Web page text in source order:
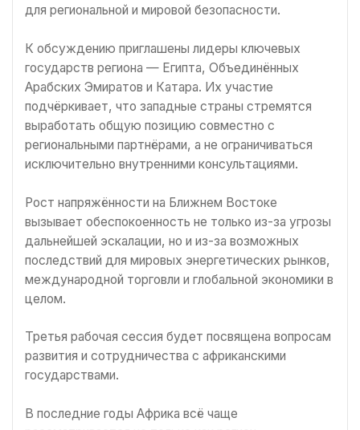
для региональной и мировой безопасности.
К обсуждению приглашены лидеры ключевых
государств региона — Египта, Объединённых
Арабских Эмиратов и Катара. Их участие
подчёркивает, что западные страны стремятся
выработать общую позицию совместно с
региональными партнёрами, а не ограничиваться
исключительно внутренними консультациями.
Рост напряжённости на Ближнем Востоке
вызывает обеспокоенность не только из-за угрозы
дальнейшей эскалации, но и из-за возможных
последствий для мировых энергетических рынков,
международной торговли и глобальной экономики в
целом.
Третья рабочая сессия будет посвящена вопросам
развития и сотрудничества с африканскими
государствами.
В последние годы Африка всё чаще